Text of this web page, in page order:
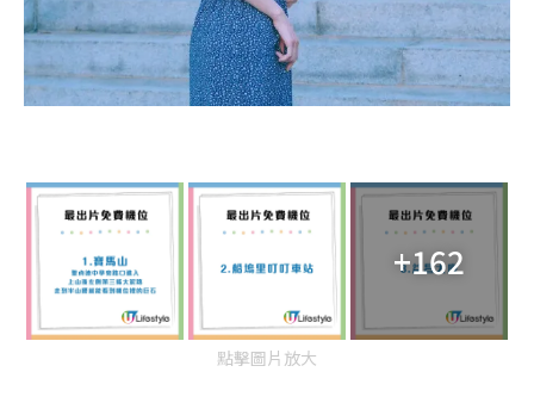
+162
點擊圖片放大